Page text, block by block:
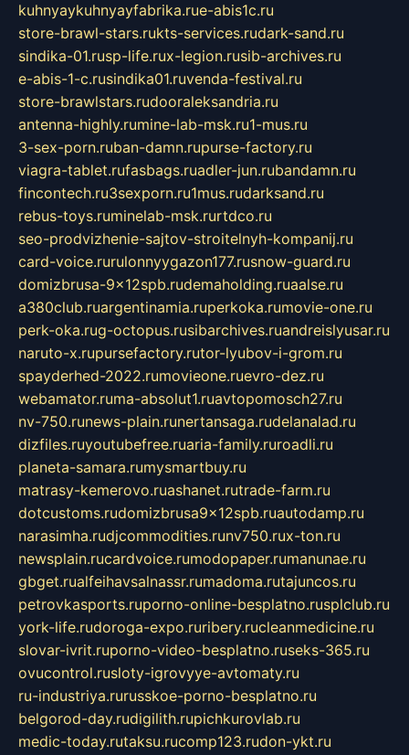
kuhnyaykuhnyayfabrika.rue-abis1c.ru
store-brawl-stars.rukts-services.rudark-sand.ru
sindika-01.rusp-life.rux-legion.rusib-archives.ru
e-abis-1-c.rusindika01.ruvenda-festival.ru
store-brawlstars.rudooraleksandria.ru
antenna-highly.rumine-lab-msk.ru1-mus.ru
3-sex-porn.ruban-damn.rupurse-factory.ru
viagra-tablet.rufasbags.ruadler-jun.rubandamn.ru
fincontech.ru3sexporn.ru1mus.rudarksand.ru
rebus-toys.ruminelab-msk.rurtdco.ru
seo-prodvizhenie-sajtov-stroitelnyh-kompanij.ru
card-voice.rurulonnyygazon177.rusnow-guard.ru
domizbrusa-9x12spb.rudemaholding.ruaalse.ru
a380club.ruargentinamia.ruperkoka.rumovie-one.ru
perk-oka.rug-octopus.rusibarchives.ruandreislyusar.ru
naruto-x.rupursefactory.rutor-lyubov-i-grom.ru
spayderhed-2022.rumovieone.ruevro-dez.ru
webamator.ruma-absolut1.ruavtopomosch27.ru
nv-750.runews-plain.runertansaga.rudelanalad.ru
dizfiles.ruyoutubefree.ruaria-family.ruroadli.ru
planeta-samara.rumysmartbuy.ru
matrasy-kemerovo.ruashanet.rutrade-farm.ru
dotcustoms.rudomizbrusa9x12spb.ruautodamp.ru
narasimha.rudjcommodities.runv750.rux-ton.ru
newsplain.rucardvoice.rumodopaper.rumanunae.ru
gbget.rualfeihavsalnassr.rumadoma.rutajuncos.ru
petrovkasports.ruporno-online-besplatno.rusplclub.ru
york-life.rudoroga-expo.ruribery.rucleanmedicine.ru
slovar-ivrit.ruporno-video-besplatno.ruseks-365.ru
ovucontrol.rusloty-igrovyye-avtomaty.ru
ru-industriya.rurusskoe-porno-besplatno.ru
belgorod-day.rudigilith.rupichkurovlab.ru
medic-today.rutaksu.rucomp123.rudon-ykt.ru